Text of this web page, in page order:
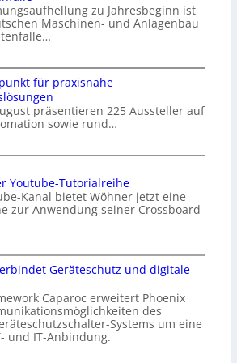
zu Jahresbeginn ist
Maschinen- und Anlagenbau
für praxisnahe
präsentieren 225 Aussteller auf
sowie rund…
Youtube-Tutorialreihe
Kanal bietet Wöhner jetzt eine
zur Anwendung seiner Crossboard-
Geräteschutz und digitale
Caparoc erweitert Phoenix
des
Systems um eine
und IT-Anbindung.